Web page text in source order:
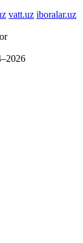
vatt.uz iboralar.uz